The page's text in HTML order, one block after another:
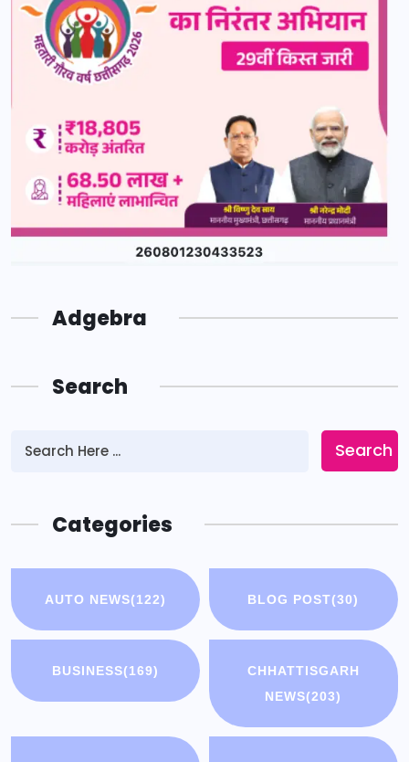
Adgebra
Search
Search
Categories
AUTO NEWS(122) BLOG POST(30)
BUSINESS(169)
CHHATTISGARH
NEWS(203)